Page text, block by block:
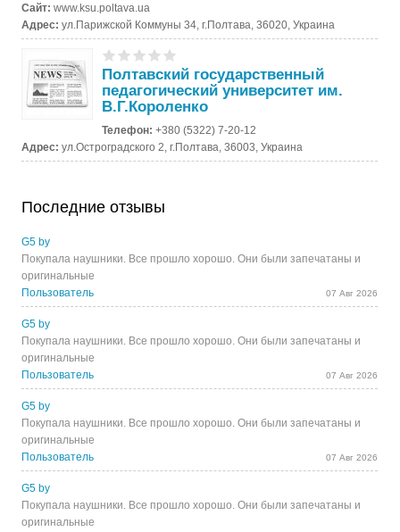
Сайт:www.ksu.poltava.ua
Адрес:ул.Парижской Коммуны 34, г.Полтава, 36020, Украина
Полтавский государственный
педагогический университет им.
В.Г.Короленко
Телефон:+380 (5322) 7-20-12
Адрес:ул.Остроградского 2, г.Полтава, 36003, Украина
Последние отзывы
G5 by
Покупала наушники. Все прошло хорошо. Они были запечатаны и
оригинальные
Пользователь
07 Авг 2026
G5 by
Покупала наушники. Все прошло хорошо. Они были запечатаны и
оригинальные
Пользователь
07 Авг 2026
G5 by
Покупала наушники. Все прошло хорошо. Они были запечатаны и
оригинальные
Пользователь
07 Авг 2026
G5 by
Покупала наушники. Все прошло хорошо. Они были запечатаны и
оригинальные